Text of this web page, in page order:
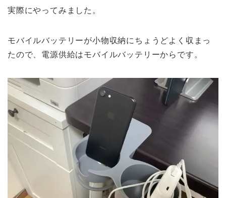
実際にやってみました。
モバイルバッテリーが小物収納にちょうどよく収まっ
たので、電源供給はモバイルバッテリーからです。